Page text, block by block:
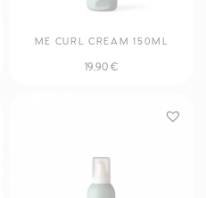
ME CURL CREAM 150ML
19,90€